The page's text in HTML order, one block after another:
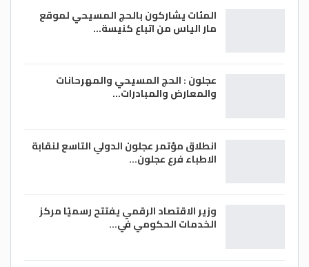
المئات يشاركون بالحج المسيحي لموقع
مار الياس من اتباع كنيسة…
عجلون : الحج المسيحي والمهرحانات
والمعارض والمبادرات…
انطلاق مؤتمر عجلون الدولي التاسع لنقابة
الاطباء فرع عجلون…
وزير الاقتصاد الرقمي يفتتح رسميًا مركز
الخدمات الحكومي في…